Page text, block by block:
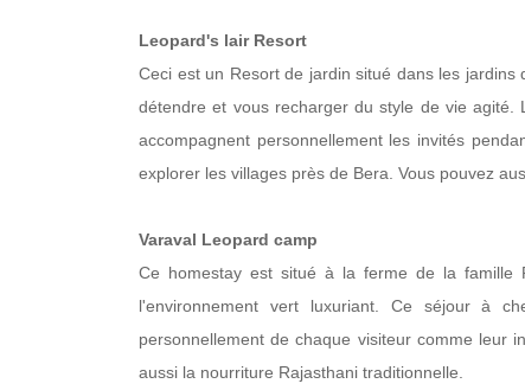
Leopard's lair Resort
Ceci est un Resort de jardin situé dans les
détendre et vous recharger du style de vie agité.
accompagnent personnellement les invités
explorer les villages près de Bera. Vous pouvez
Varaval Leopard camp
Ce homestay est situé à la ferme de la famille
l'environnement vert luxuriant. Ce séjour à
personnellement de chaque visiteur comme leur
aussi la nourriture Rajasthani traditionnelle.